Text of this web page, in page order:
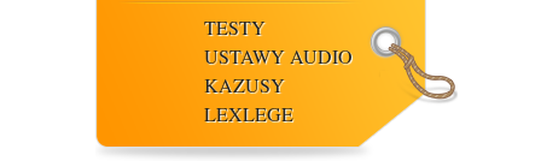
TESTY
USTAWY AUDIO
KAZUSY
LEXLEGE